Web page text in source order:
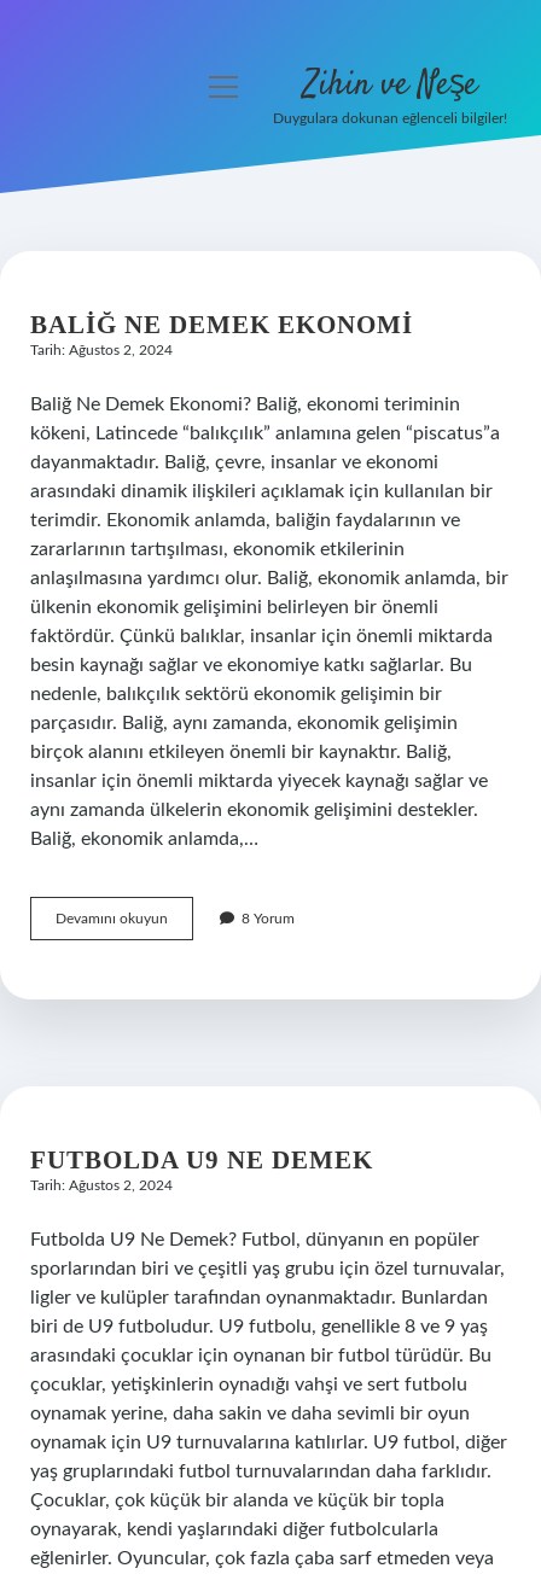
Hakkımızda
menüyü
Zihin ve Neşe
Duygulara dokunan eğlenceli bilgiler!
VE
NEŞE
YAZILAR
BALIĞ NE DEMEK EKONOMI
Tarih: Ağustos 2, 2024
Baliğ Ne Demek Ekonomi? Baliğ, ekonomi teriminin
kökeni, Latincede “balıkçılık” anlamına gelen “piscatus”a
dayanmaktadır. Baliğ, çevre, insanlar ve ekonomi
arasındaki dinamik ilişkileri açıklamak için kullanılan bir
terimdir. Ekonomik anlamda, baliğin faydalarının ve
zararlarının tartışılması, ekonomik etkilerinin
anlaşılmasına yardımcı olur. Baliğ, ekonomik anlamda, bir
ülkenin ekonomik gelişimini belirleyen bir önemli
faktördür. Çünkü balıklar, insanlar için önemli miktarda
besin kaynağı sağlar ve ekonomiye katkı sağlarlar. Bu
nedenle, balıkçılık sektörü ekonomik gelişimin bir
parçasıdır. Baliğ, aynı zamanda, ekonomik gelişimin
birçok alanını etkileyen önemli bir kaynaktır. Baliğ,
insanlar için önemli miktarda yiyecek kaynağı sağlar ve
aynı zamanda ülkelerin ekonomik gelişimini destekler.
Baliğ, ekonomik anlamda,…
Devamını okuyun
ne
8 Yorum
FUTBOLDA U9 NE DEMEK
Tarih: Ağustos 2, 2024
Futbolda U9 Ne Demek? Futbol, dünyanın en popüler
sporlarından biri ve çeşitli yaş grubu için özel turnuvalar,
ligler ve kulüpler tarafından oynanmaktadır. Bunlardan
biri de U9 futboludur. U9 futbolu, genellikle 8 ve 9 yaş
arasındaki çocuklar için oynanan bir futbol türüdür. Bu
çocuklar, yetişkinlerin oynadığı vahşi ve sert futbolu
oynamak yerine, daha sakin ve daha sevimli bir oyun
oynamak için U9 turnuvalarına katılırlar. U9 futbol, diğer
yaş gruplarındaki futbol turnuvalarından daha farklıdır.
Çocuklar, çok küçük bir alanda ve küçük bir topla
oynayarak, kendi yaşlarındaki diğer futbolcularla
eğlenirler. Oyuncular, çok fazla çaba sarf etmeden veya